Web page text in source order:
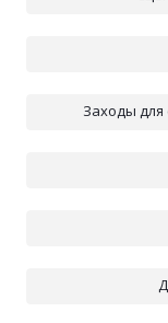
Заходы для